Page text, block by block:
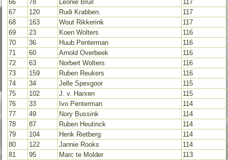
66
78 Leonie Bruil
117
67
120 Rudi Krabben.
117
68
163 Wout Rikkerink
117
69
23 Koen Wolters
116
70
36 Huub Penterman
116
71
60 Arnold Overbeek
116
72
63 Norbert Wolters
116
73
159 Ruben Reukers
116
74
34 Jelle Spexgoor
115
75
102 J. v. Harxen
115
76
33 Ivo Penterman
114
77
49 Nory Bussink
114
78
87 Ruben Heutinck
114
79
104 Henk Rietberg
114
80
122 Jannie Rooks
114
81
95 Marc te Molder
113